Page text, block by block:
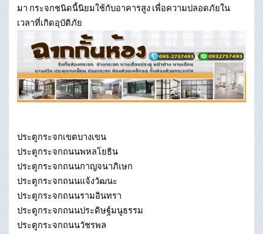
มา กระจกชนิดนี้นิยมใช้กับอาคารสูง เพื่อความปลอดภัยใน
เวลาที่เกิดอุบัติภัย
ประตูกระจกเขตบางเขน
ประตูกระจกถนนพหลโยธิน
ประตูกระจกถนนกาญจนาภิเษก
ประตูกระจกถนนแจ้งวัฒนะ
ประตูกระจกถนนรามอินทรา
ประตูกระจกถนนประดิษฐ์มนูธรรม
ประตูกระจกถนนวัชรพล